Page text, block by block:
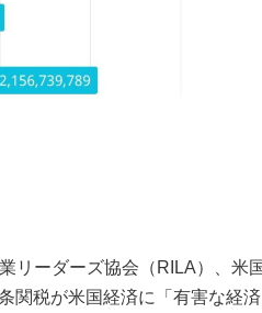
リーダーズ協会（RILA）、米
関税が米国経済に「有害な経済